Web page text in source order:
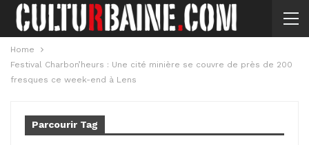
Home
Festival Charbon’heurs : Une cité minière se couvre de près de 200
fresques ce week-end à Lens
Parcourir Tag